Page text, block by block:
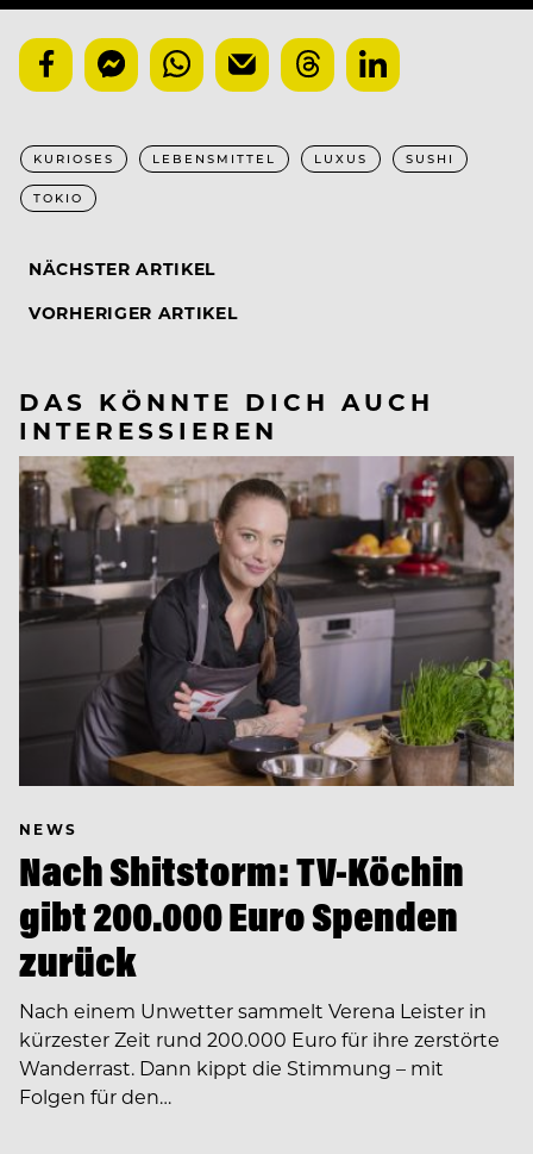
KURIOSES LEBENSMITTEL LUXUS SUSHI
TOKIO
NÄCHSTER ARTIKEL
VORHERIGER ARTIKEL
DAS KÖNNTE DICH AUCH
INTERESSIEREN
NEWS
Nach Shitstorm: TV-Köchin
gibt 200.000 Euro Spenden
zurück
Nach einem Unwetter sammelt Verena Leister in
kürzester Zeit rund 200.000 Euro für ihre zerstörte
Wanderrast. Dann kippt die Stimmung – mit
Folgen für den…